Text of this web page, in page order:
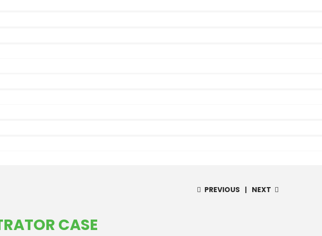
PREVIOUS NEXT
CASE